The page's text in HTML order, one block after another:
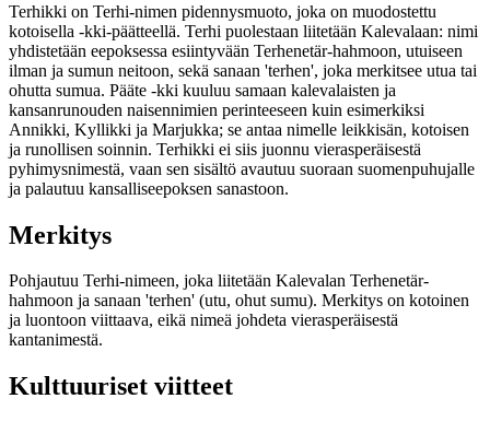
Terhikki on Terhi-nimen pidennysmuoto, joka on muodostettu
kotoisella -kki-päätteellä. Terhi puolestaan liitetään Kalevalaan: nimi
yhdistetään eepoksessa esiintyvään Terhenetär-hahmoon, utuiseen
ilman ja sumun neitoon, sekä sanaan 'terhen', joka merkitsee utua tai
ohutta sumua. Pääte -kki kuuluu samaan kalevalaisten ja
kansanrunouden naisennimien perinteeseen kuin esimerkiksi
Annikki, Kyllikki ja Marjukka; se antaa nimelle leikkisän, kotoisen
ja runollisen soinnin. Terhikki ei siis juonnu vierasperäisestä
pyhimysnimestä, vaan sen sisältö avautuu suoraan suomenpuhujalle
ja palautuu kansalliseepoksen sanastoon.
Merkitys
Pohjautuu Terhi-nimeen, joka liitetään Kalevalan Terhenetär-
hahmoon ja sanaan 'terhen' (utu, ohut sumu). Merkitys on kotoinen
ja luontoon viittaava, eikä nimeä johdeta vierasperäisestä
kantanimestä.
Kulttuuriset viitteet